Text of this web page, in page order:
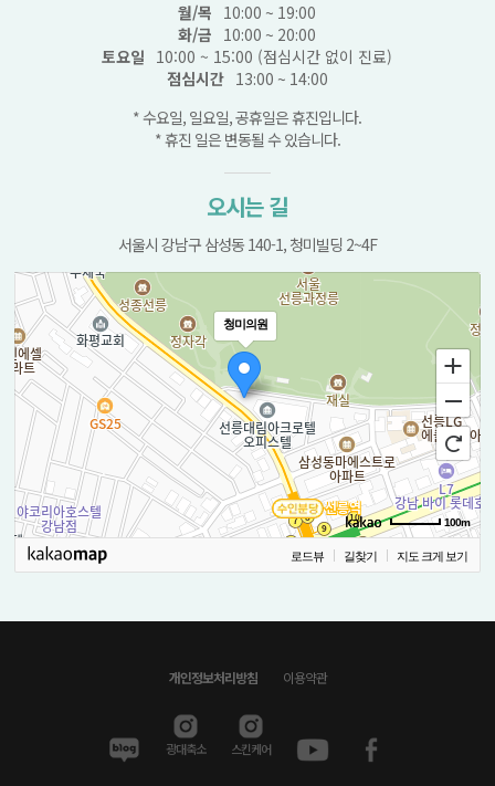
월/목 10:00 ~ 19:00
화/금 10:00 ~ 20:00
토요일 10:00 ~ 15:00 (점심시간 없이 진료)
점심시간 13:00 ~ 14:00
* 수요일, 일요일, 공휴일은 휴진입니다.
* 휴진 일은 변동될 수 있습니다.
오시는 길
서울시 강남구 삼성동 140-1, 청미빌딩 2~4F
청미의원
100m
로드뷰 길찾기 지도 크게 보기
개인정보처리방침 이용약관
광대축소 스킨케어